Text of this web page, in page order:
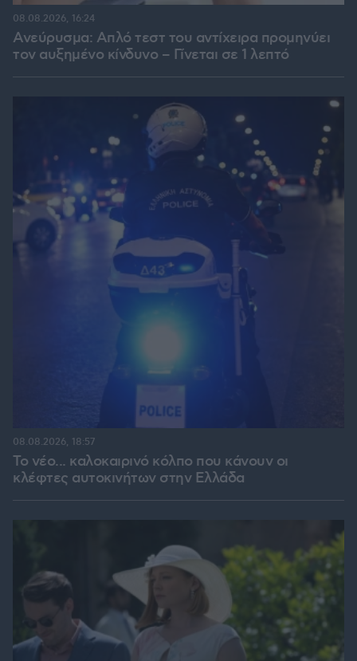
Ανεύρυσμα: Απλό τεστ του αντίχειρα προμηνύει
τον αυξημένο κίνδυνο – Γίνεται σε 1 λεπτό
08.08.2026, 16:24
Το νέο... καλοκαιρινό κόλπο που κάνουν οι
κλέφτες αυτοκινήτων στην Ελλάδα
08.08.2026, 18:57